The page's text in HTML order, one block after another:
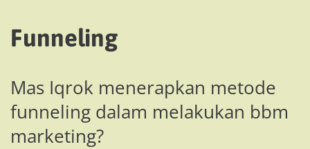
Funneling
Mas Iqrok menerapkan metode
funneling dalam melakukan bbm
marketing?